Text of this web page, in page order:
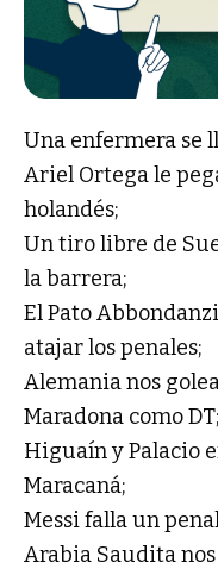
Una enfermera se
Ariel Ortega le
holandés;
Un tiro libre de
la barrera;
El Pato
atajar los penales;
Alemania nos
Maradona como DT;
Higuaín y Palacio
Maracaná;
Messi falla un
Arabia Saudita